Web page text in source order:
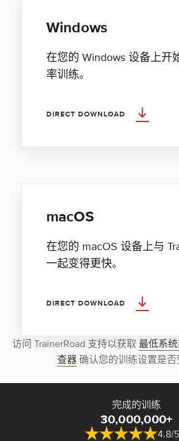
Windows
在您的 Windows 设备上开
率训练。
DIRECT DOWNLOAD
macOS
在您的 macOS 设备上与
一起变得更快。
DIRECT DOWNLOAD
访问 TrainerRoad 支持以获取 最低系
查器 确认您的训练设置是否
完成的训练
30,000,000+
4.8/